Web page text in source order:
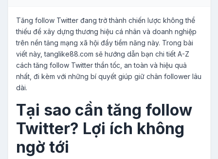
Tăng follow Twitter đang trở thành chiến lược không thể
thiếu để xây dựng thương hiệu cá nhân và doanh nghiệp
trên nền tảng mạng xã hội đầy tiềm năng này. Trong bài
viết này, tanglike88.com sẽ hướng dẫn bạn chi tiết A-Z
cách tăng follow Twitter thần tốc, an toàn và hiệu quả
nhất, đi kèm với những bí quyết giúp giữ chân follower lâu
dài.
Tại sao cần tăng follow
Twitter? Lợi ích không
ngờ tới